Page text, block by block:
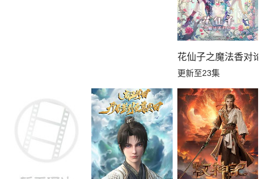
花仙子之魔法香对论
更新至23集